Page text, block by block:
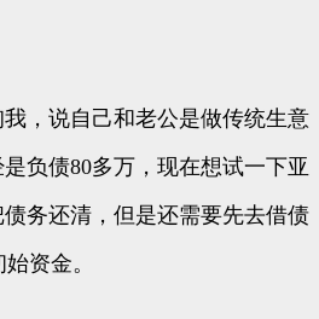
，说自己和老公是做传统生意
负债80多万，现在想试一下亚
务还清，但是还需要先去借债
资金。